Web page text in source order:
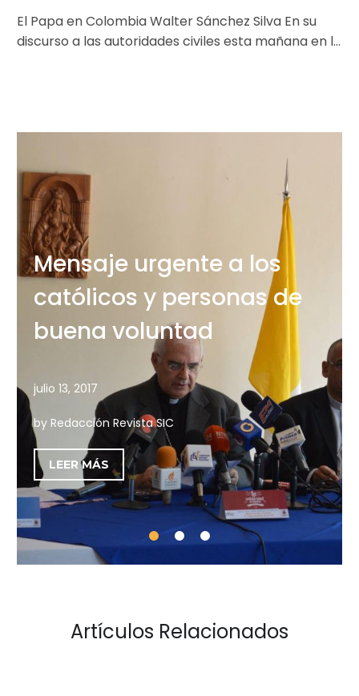
El Papa en Colombia Walter Sánchez Silva En su
discurso a las autoridades civiles esta mañana en la
Mensaje urgente a los
católicos y personas de
buena voluntad
julio 13, 2017
by Redacción Revista SIC
LEER MÁS
Artículos Relacionados